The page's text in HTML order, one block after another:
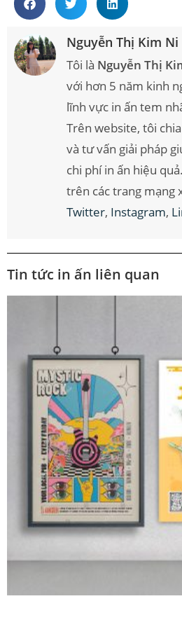
Nguyễn Thị Kim Ni
Tôi là Nguyễn Thị
với hơn 5 năm kinh
lĩnh vực in ấn tem
Trên website, tôi
và tư vấn giải pháp
chi phí in ấn hiệu
trên các trang mạng
Twitter, Instagram,
Tin tức in ấn liên quan